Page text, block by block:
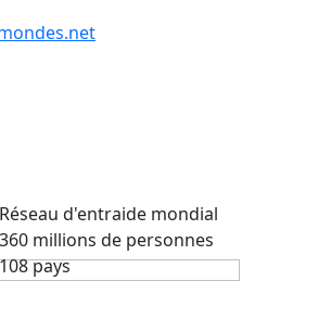
Réseau d'entraide mondial
360 millions de personnes
108 pays